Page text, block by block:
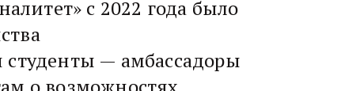
с 2022 года было
— амбассадоры